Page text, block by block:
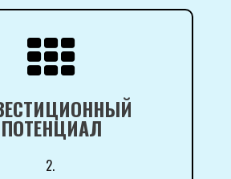

ПОТЕНЦИАЛ
2.